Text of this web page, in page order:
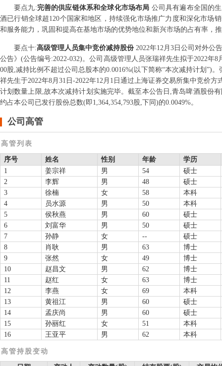
要点九:完善的供应链体系和全球化市场布局 公司具有遍布全国的
酒已行销全球超120个国家和地区，持续强化市场推广力度和深化市场
和服务能力，巩固和提高在基地市场的优势地位和新兴市场的占有率，
要点十:高级管理人员集中竞价减持股份2022年12月3日公司对外公
公告》(公告编号:2022-032)。公司高级管理人员张瑞祥先生拟于2022年
00股,减持比例不超过公司总股本的0.0016%(以下简称“本次减持计划”)
祥先生于2022年8月31日-2022年12月1日通过上海证券交易所集中竞价
计划数量上限,故本次减持计划实施完毕。截至本公告日,青岛啤酒股份
约占本公司已发行股份总数(即1,364,354,793股,下同)的0.0049%。
公司高管
高管列表
序号 姓名 性别 年龄
学历
1
姜宗祥 男 54
硕士
2
李辉 男 48
硕士
3
徐楠 女 58
本科
4
员水源 男 50
本科
5
侯秋燕 男 60
硕士
6
刘富华 男 50
硕士
7
孙静 女 --
硕士
8
肖耿 男 63
博士
9
张然 女 49
博士
10
赵昌文 男 62
博士
11
赵红 女 63
博士
12
李燕 女 69
本科
13
黄祖江 男 60
硕士
14
孟庆尚 男 60
硕士
15
孙丽红 女 51
本科
16
王亚平 男 62 本科
高管持股变动